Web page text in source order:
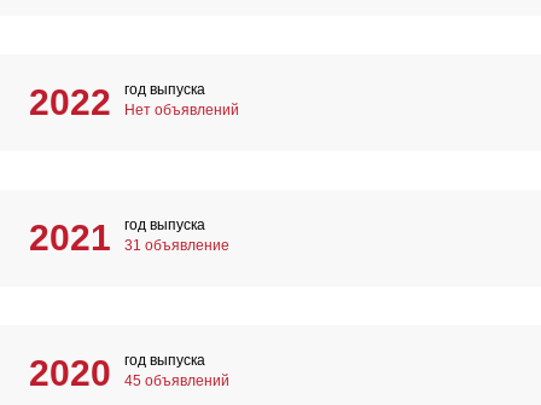
2022
год выпуска
Нет объявлений
2021
год выпуска
31 объявление
2020
год выпуска
45 объявлений